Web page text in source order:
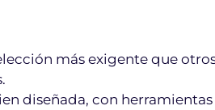
más exigente que
diseñada, con herramientas